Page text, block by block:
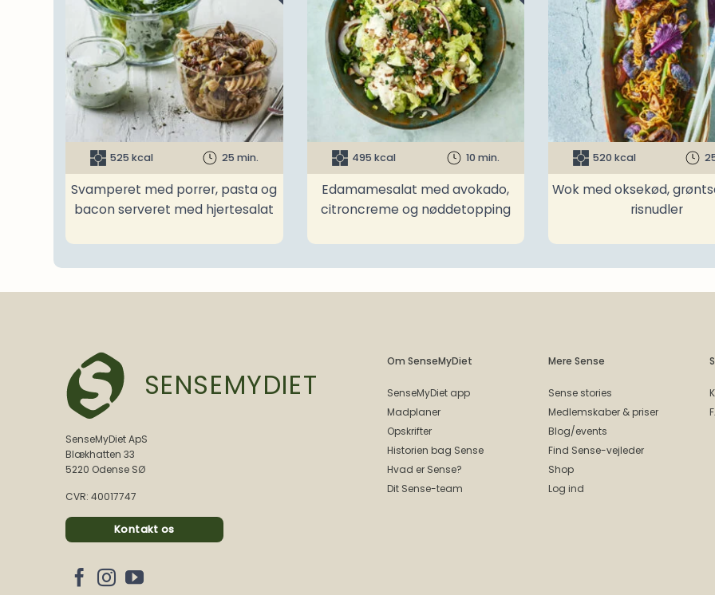
525 kcal 25 min.
Svamperet med porrer, pasta og
bacon serveret med hjertesalat
495 kcal 10 min.
Edamamesalat med avokado,
citroncreme og nøddetopping
520 kcal
Wok med oksekød,
risnudler
SENSEMYDIET
SenseMyDiet ApS
Blækhatten 33
5220 Odense SØ
CVR: 40017747
Kontakt os
Om SenseMyDiet
SenseMyDiet app
Madplaner
Opskrifter
Historien bag Sense
Hvad er Sense?
Dit Sense-team
Mere Sense
Sense stories
Medlemskaber & priser
Blog/events
Find Sense-vejleder
Shop
Log ind